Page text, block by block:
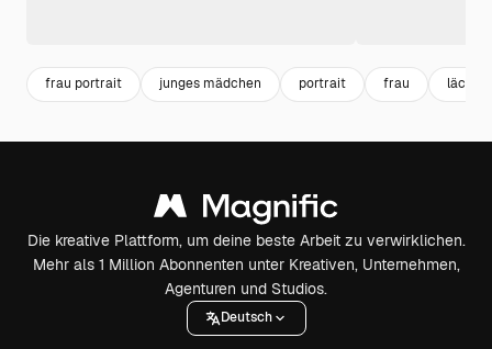
frau portrait junges mädchen portrait frau lächeln
Die kreative Plattform, um deine beste Arbeit zu verwirklichen.
Mehr als 1 Million Abonnenten unter Kreativen, Unternehmen,
Agenturen und Studios.
Deutsch